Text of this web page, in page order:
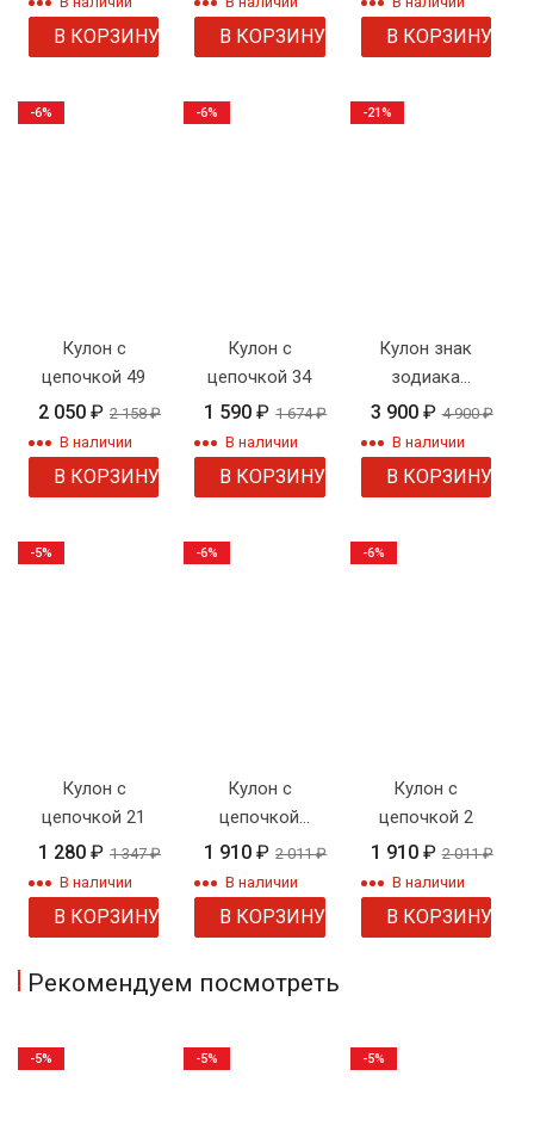
В КОРЗИНУ В КОРЗИНУ В КОРЗИНУ
Кулон с
цепочкой 49
2 050 ₽ 2 158₽
В наличии
В КОРЗИНУ
-6%
Кулон с
цепочкой 34
1 590₽ 1 674₽
В наличии
В КОРЗИНУ
-6%
Кулон знак
зодиака
стрелец с
цепочкой
3 900 ₽ 4 900₽
В наличии
В КОРЗИНУ
-21%
Кулон с
цепочкой 21
1 280 ₽ 1 347₽
В наличии
В КОРЗИНУ
-5%
Кулон с
цепочкой
"Сердце
ангела"
1 910₽ 2 011₽
В наличии
В КОРЗИНУ
-6%
Кулон с
цепочкой 2
1 910 ₽ 2 011₽
В наличии
В КОРЗИНУ
-6%
Рекомендуем посмотреть
-5% -5% -5%